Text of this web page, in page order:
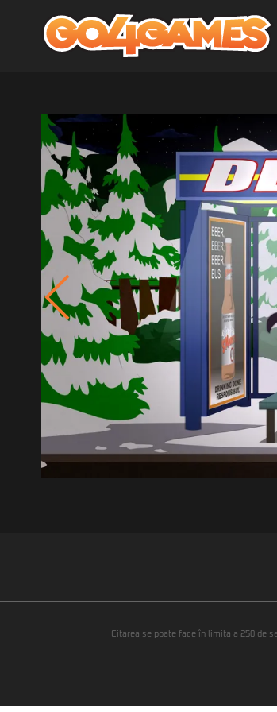
Citarea se poate face în limita a 250 de